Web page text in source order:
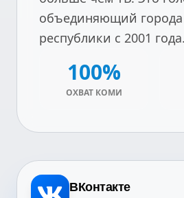
объединяющий
республики с 2001 года.
100%
ОХВАТ КОМИ
ВКонтакте